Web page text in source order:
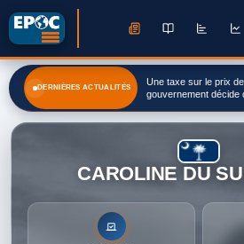
DERNIÈRES ACTUALITÉS
Une taxe sur le prix
gouvernement décide
CAROLINE DU